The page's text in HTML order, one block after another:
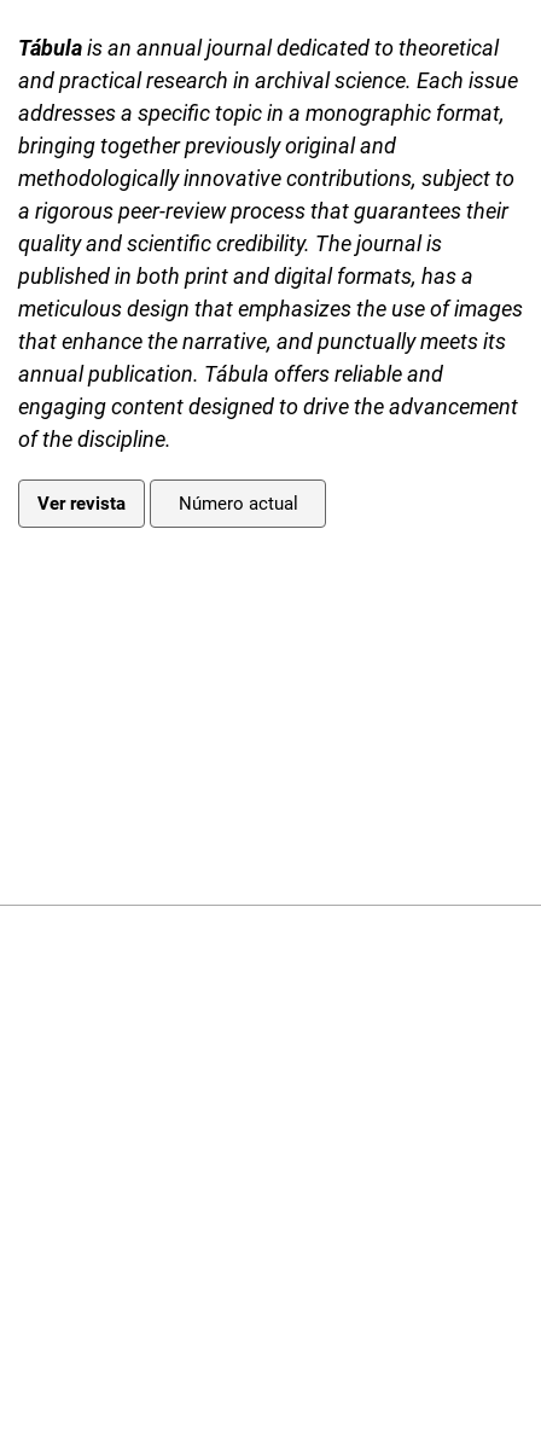
Tábulais an annual journal dedicated to theoretical
and practical research in archival science. Each issue
addresses a specific topic in a monographic format,
bringing together previously original and
methodologically innovative contributions, subject to
a rigorous peer-review process that guarantees their
quality and scientific credibility. The journal is
published in both print and digital formats, has a
meticulous design that emphasizes the use of images
that enhance the narrative, and punctually meets its
annual publication. Tábula offers reliable and
engaging content designed to drive the advancement
of the discipline.
Ver revista Número actual